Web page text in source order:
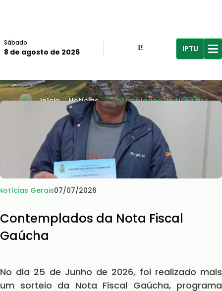
Sábado
8 de agosto de 2026 19º
R$61,96IPTU
Início Notícias Contemplados da Nota Fisc...
Gerais07/07/2026
Contemplados da Nota Fiscal
Gaúcha
No dia 25 de Junho de 2026, foi realizado mais
um sorteio da Nota Fiscal Gaúcha, programa